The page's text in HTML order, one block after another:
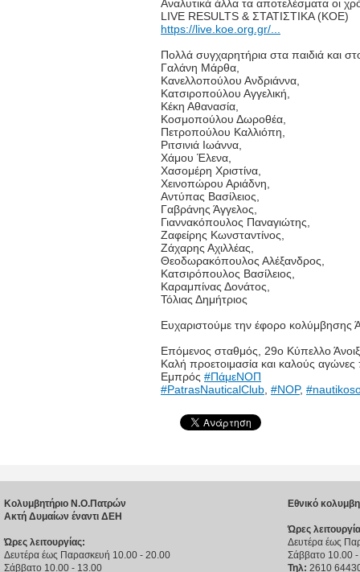
Αναλυτικά άλλα τα αποτελέσματα οι
LIVE RESULTS & ΣΤΑΤΙΣΤΙΚΑ (ΚΟΕ)
https://live.koe.org.gr/...
Πολλά συγχαρητήρια στα παιδιά και
Γαλάνη Μάρθα,
Κανελλοπούλου Ανδριάννα,
Κατσιροπούλου Αγγελική,
Κέκη Αθανασία,
Κοσμοπούλου Δωροθέα,
Πετροπούλου Καλλιόπη,
Ριτσινιά Ιωάννα,
Χάμου Έλενα,
Χασομέρη Χριστίνα,
Χεινοπώρου Αριάδνη,
Αντύπας Βασίλειος,
Γαβράνης Άγγελος,
Γιαννακόπουλος Παναγιώτης,
Ζαφείρης Κωνσταντίνος,
Ζάχαρης Αχιλλέας,
Θεοδωρακόπουλος Αλέξανδρος,
Κατσιρόπουλος Βασίλειος,
Καραμπίνας Δονάτος,
Τόλιας Δημήτριος
Ευχαριστούμε την έφορο κολύμβησης
Επόμενος σταθμός, 29ο Κύπελλο
Καλή προετοιμασία και καλούς αγώνες
Εμπρός #ΠάμεΝΟΠ
#PatrasNauticalClub, #NOP,
Κολυμβητήριο Ν.Ο.Πατρών
Ακτή Δυμαίων έναντι ΔΕΗ
Ώρες λειτουργίας:
Δευτέρα έως Παρασκευή 10.00 - 20.00
Σάββατο 10.00 - 13.00
Εθνικό
Ώρες
Δευτέρα έως
Σάββατο 10.00
Τηλ: 2610